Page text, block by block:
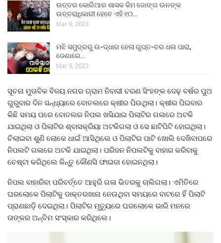
ଉତ୍ତର କୋରିଆର ଶାସକ କିମ ଜୋଙ୍ଗ ଉନଙ୍କ
ଉତ୍ତରାଧିକାରୀ ହେବେ ଏହି ୧୦…
Mar 9, 2023
ମଝି ସମୁଦ୍ରରୁ ଉ-ଦ୍ଧାର ହେଲା ଗୁପ୍ତ-ଚର ଧଳା ପାରା,
ଡେଣାରେ…
Mar 9, 2023
ସୂଚନା ମୁତାବିକ ବିଜୟ ନଗର ଗ୍ରାମ ନିବାସୀ ଚରଣ ସିଂହଙ୍କ ଦେଢ଼ ବର୍ଷର ପୁଅ
ଗୁରୁବାର ଦିନ ସନ୍ଧ୍ୟାରେ ବୋତଲରେ କ୍ଷୀର ପିଉଥିଲା। କ୍ଷୀର ପିଇବାର
କିଛି ସମୟ ପରେ ବୋତଲର ନିପଲ ଖସିଯାଇ ପିଲାଟିର ଗଳାରେ ଅଟକି
ଯାଇଥିଲା ଓ ପିଲାଟିର ଶ୍ବାସକ୍ରିୟା ଅଟକିଗଲା ଓ ସେ ଛାଟିପିଟି ହୋଇଥିଲା।
ଚିଲାଇବା ଶୁଣି ଲୋକେ ଧାଇଁ ଆସିଥିଲେ ଓ ପିଲାଟିର ପାଟି ଖୋଲି ଦେଖିବାପରେ
ନିପଲଟି ଗଳାରେ ଅଟକି ଯାଇଥିଲା। ପରିଜନ ନିପଲଟିକୁ ବାହାର କରିବାକୁ
ଚେଷ୍ଟା କରିଥିଲେ କିନ୍ତୁ କୌଣସି ଫାଇଦା ହୋଇନଥିଲା।
ନିପଲ ବାହାରିବା ପରିବର୍ତ୍ତେ ଆହୁରି ଗଳା ଭିତରକୁ ଚାଲିଗଲା। ଏମିତିରେ
ଘରଲୋକେ ପିଲାଟିକୁ ଡାକ୍ତରଖାନା ନେଉଥିବା ସମୟରେ ବାଟରେ ହିଁ ପିଲାଟି
ପ୍ରାଣଛାଡ଼ି ଦେଇଥିଲା। ପିଲାଟିର ମୃତ୍ୟୁରେ ଘରଲୋକେ ଭାରି ମନରେ
ତାଙ୍କର ଅନ୍ତିମ ସଂସ୍କାର କରିଥିଲେ।